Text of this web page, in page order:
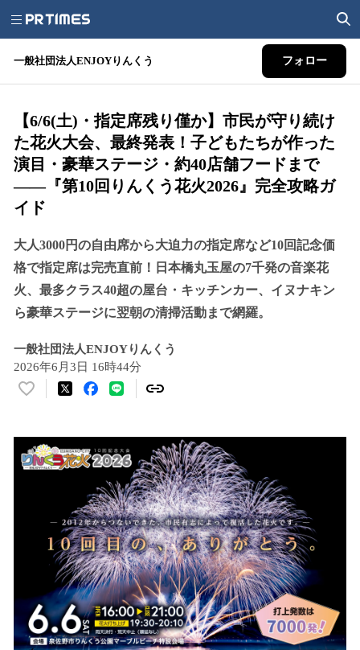
一般社団法人ENJOYりんくう フォロー
【6/6(土)・指定席残り僅か】市民が守り続け
た花火大会、最終発表！子どもたちが作った
演目・豪華ステージ・約40店舗フードまで
——『第10回りんくう花火2026』完全攻略ガ
イド
大人3000円の自由席から大迫力の指定席など10回記念価
格で指定席は完売直前！日本橋丸玉屋の7千発の音楽花
火、最多クラス40超の屋台・キッチンカー、イヌナキン
ら豪華ステージに翌朝の清掃活動まで網羅。
一般社団法人ENJOYりんくう
2026年6月3日 16時44分
い
！
数
す